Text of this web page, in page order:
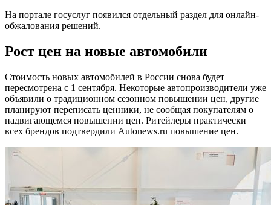
На портале госуслуг появился отдельный раздел для онлайн-
обжалования решений.
Рост цен на новые автомобили
Стоимость новых автомобилей в России снова будет
пересмотрена с 1 сентября. Некоторые автопроизводители уже
объявили о традиционном сезонном повышении цен, другие
планируют переписать ценники, не сообщая покупателям о
надвигающемся повышении цен. Ритейлеры практически
всех брендов подтвердили Autonews.ru повышение цен.